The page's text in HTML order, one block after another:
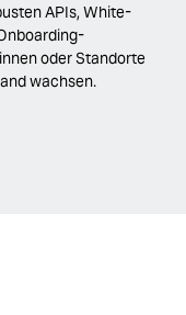
APIs, White-
oder Standorte
wachsen.